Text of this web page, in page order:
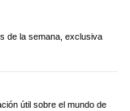
de la semana, exclusiva
útil sobre el mundo de